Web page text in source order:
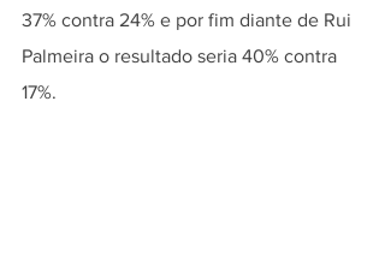
37% contra 24% e por fim diante de Rui
Palmeira o resultado seria 40% contra
17%.